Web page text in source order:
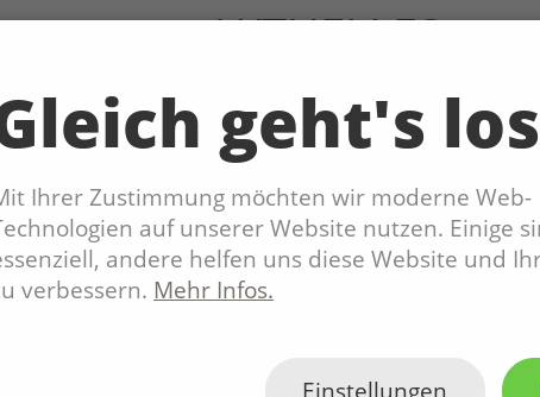
AKTUELLES
geht's
Ihrer Zustimmung möchten wir moderne Web-
auf unserer Website nutzen. Einige
andere helfen uns diese Website und
verbessern. Mehr Infos.